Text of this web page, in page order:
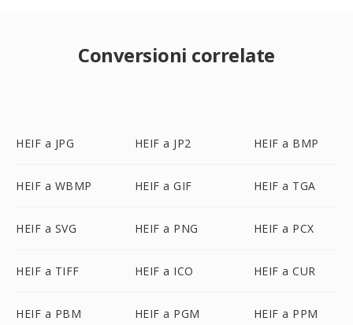
Conversioni correlate
HEIF a JPG HEIF a JP2 HEIF a BMP
HEIF a WBMP HEIF a GIF HEIF a TGA
HEIF a SVG HEIF a PNG HEIF a PCX
HEIF a TIFF HEIF a ICO HEIF a CUR
HEIF a PBM HEIF a PGM HEIF a PPM